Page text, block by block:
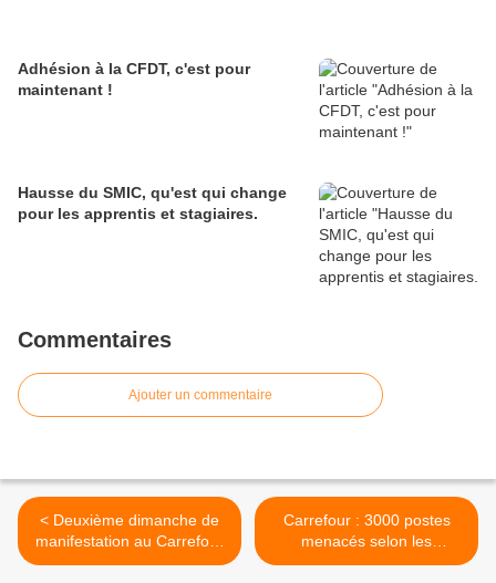
Adhésion à la CFDT, c'est pour
maintenant !
Hausse du SMIC, qu'est qui change
pour les apprentis et stagiaires.
Commentaires
Ajouter un commentaire
< Deuxième dimanche de
manifestation au Carrefour
Market de Coutances
Carrefour : 3000 postes
menacés selon les
syndicats >